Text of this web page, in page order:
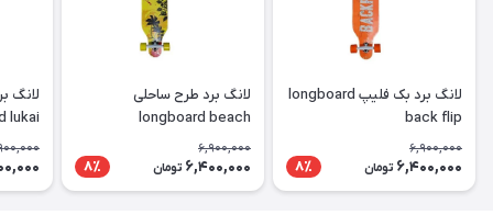
لانگ برد بک فلیپ longboard
back flip
6,900,000
6,400,000 تومان 8٪
لانگ برد طرح ساحلی
longboard beach
6,900,000
6,400,000 تومان 8٪
لانگ
lukai